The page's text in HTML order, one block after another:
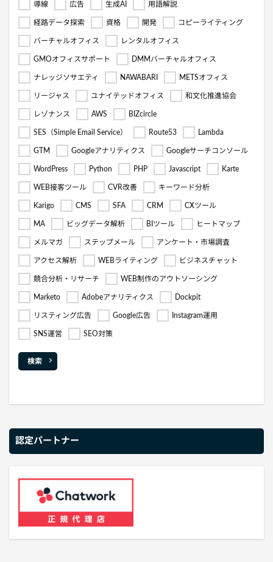
導線 広告 生成AI 用語解説
経路データ探索 資格 開発 コピーライティング
バーチャルオフィス レンタルオフィス
GMOオフィスサポート DMMバーチャルオフィス
ナレッジソサエティ NAWABARI METSオフィス
リージャス ユナイテッドオフィス 和文化推進協会
レゾナンス AWS BIZcircle
SES（Simple Email Service） Route53 Lambda
GTM Googleアナリティクス Googleサーチコンソール
WordPress Python PHP Javascript Karte
WEB接客ツール CVR改善 キーワード分析
Karigo CMS SFA CRM CXツール
MA ビッグデータ解析 BIツール ヒートマップ
メルマガ ステップメール アンケート・市場調査
アクセス解析 WEBライティング ビジネスチャット
競合分析・リサーチ WEB制作のアウトソーシング
Marketo Adobeアナリティクス Dockpit
リスティング広告 Google広告 Instagram運用
SNS運営 SEO対策
検索
認定パートナー